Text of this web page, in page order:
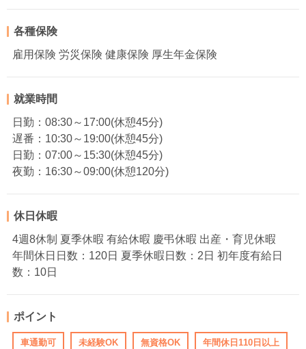
各種保険
雇用保険 労災保険 健康保険 厚生年金保険
就業時間
日勤：08:30～17:00(休憩45分)
遅番：10:30～19:00(休憩45分)
日勤：07:00～15:30(休憩45分)
夜勤：16:30～09:00(休憩120分)
休日休暇
4週8休制 夏季休暇 有給休暇 慶弔休暇 出産・育児休暇
年間休日日数：120日 夏季休暇日数：2日 初年度有給日
数：10日
ポイント
車通勤可 未経験OK 無資格OK 年間休日110日以上